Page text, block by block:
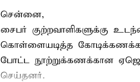
சென்னை,
சைபர் குற்றவாளிகளுக்கு
கொள்ளையடித்த
போட்ட நூற்றுக்கணக்கான
செய்தனர்.